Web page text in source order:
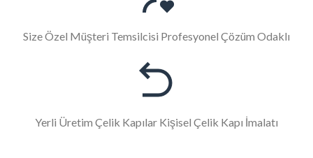
Size Özel Müşteri Temsilcisi Profesyonel Çözüm Odaklı
Yerli Üretim Çelik Kapılar Kişisel Çelik Kapı İmalatı